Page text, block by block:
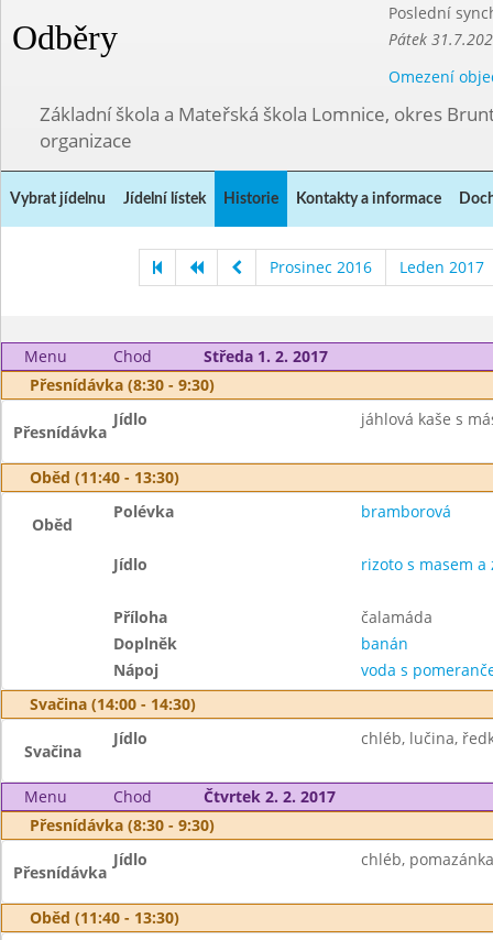
Odběry
Poslední
Pátek
Omezení
Základní škola a Mateřská škola Lomnice, okres
organizace
Vybrat jídelnu Jídelní lístek Historie Kontakty a informace
Prosinec 2016 Leden 2017
Menu Chod
Středa 1. 2. 2017
Přesnídávka (8:30 - 9:30)
Přesnídávka
Jídlo jáhlová kaše s
Oběd (11:40 - 13:30)
Oběd
Polévka bramborová
Jídlo rizoto s masem a
Příloha
čalamáda
Doplněk
banán
Nápoj
voda s
Svačina (14:00 - 14:30)
Svačina
Jídlo chléb, lučina,
Menu Chod
Čtvrtek 2. 2. 2017
Přesnídávka (8:30 - 9:30)
Přesnídávka
Jídlo chléb,
Oběd (11:40 - 13:30)